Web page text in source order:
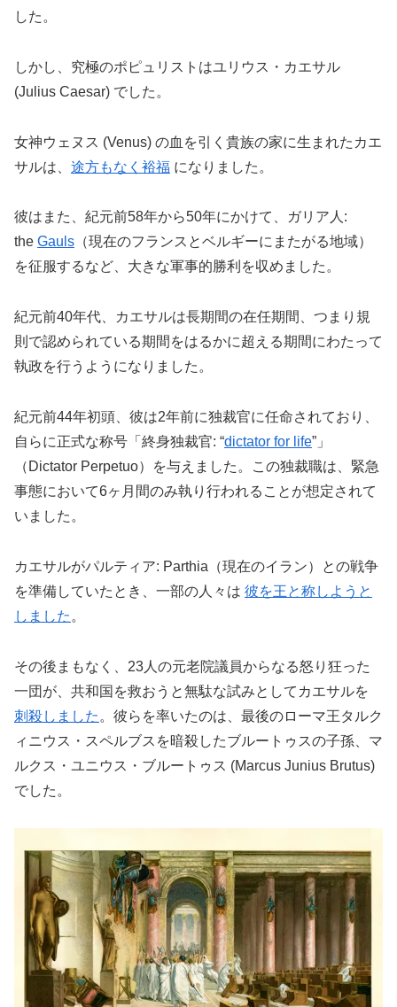
した。
しかし、究極のポピュリストはユリウス・カエサル
(Julius Caesar) でした。
女神ウェヌス (Venus) の血を引く貴族の家に生まれたカエ
サルは、 途方もなく裕福 になりました。
彼はまた、紀元前58年から50年にかけて、ガリア人:
the Gauls （現在のフランスとベルギーにまたがる地域）
を征服するなど、大きな軍事的勝利を収めました。
紀元前40年代、カエサルは長期間の在任期間、つまり規
則で認められている期間をはるかに超える期間にわたって
執政を行うようになりました。
紀元前44年初頭、彼は2年前に独裁官に任命されており、
自らに正式な称号「終身独裁官: “dictator for life”」
（Dictator Perpetuo）を与えました。この独裁職は、緊急
事態において6ヶ月間のみ執り行われることが想定されて
いました。
カエサルがパルティア: Parthia（現在のイラン）との戦争
を準備していたとき、一部の人々は 彼を王と称しようと
しました 。
その後まもなく、23人の元老院議員からなる怒り狂った
一団が、共和国を救おうと無駄な試みとしてカエサルを
刺殺しました 。彼らを率いたのは、最後のローマ王タルク
ィニウス・スペルブスを暗殺したブルートゥスの子孫、マ
ルクス・ユニウス・ブルートゥス (Marcus Junius Brutus)
でした。